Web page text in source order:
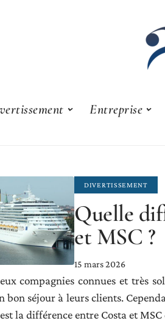
Entreprise
DIVERTISSEMENT
Quelle
et MSC ?
15 mars 2026
compagnies connues et très
bon séjour à leurs clients.
la différence entre Costa et MSC